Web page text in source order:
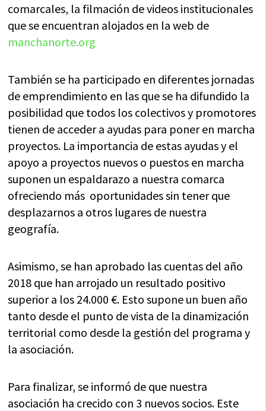
comarcales, la filmación de videos institucionales
que se encuentran alojados en la web de
manchanorte.org
También se ha participado en diferentes jornadas
de emprendimiento en las que se ha difundido la
posibilidad que todos los colectivos y promotores
tienen de acceder a ayudas para poner en marcha
proyectos. La importancia de estas ayudas y el
apoyo a proyectos nuevos o puestos en marcha
suponen un espaldarazo a nuestra comarca
ofreciendo más oportunidades sin tener que
desplazarnos a otros lugares de nuestra
geografía.
Asimismo, se han aprobado las cuentas del año
2018 que han arrojado un resultado positivo
superior a los 24.000 €. Esto supone un buen año
tanto desde el punto de vista de la dinamización
territorial como desde la gestión del programa y
la asociación.
Para finalizar, se informó de que nuestra
asociación ha crecido con 3 nuevos socios. Este